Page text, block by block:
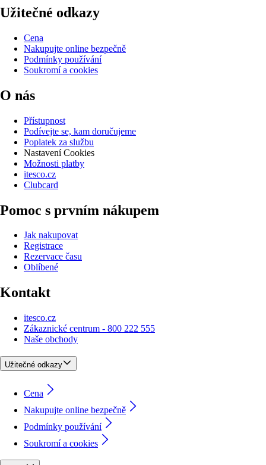
Užitečné odkazy
Cena
Nakupujte online bezpečně
Podmínky používání
Soukromí a cookies
O nás
Přístupnost
Podívejte se, kam doručujeme
Poplatek za službu
Nastavení Cookies
Možnosti platby
itesco.cz
Clubcard
Pomoc s prvním nákupem
Jak nakupovat
Registrace
Rezervace času
Oblíbené
Kontakt
itesco.cz
Zákaznické centrum - 800 222 555
Naše obchody
Užitečné odkazy
Cena
Nakupujte online bezpečně
Podmínky používání
Soukromí a cookies